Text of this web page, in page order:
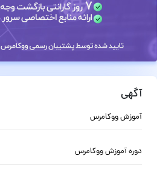
آگهی
آموزش ووکامرس
دوره آموزش ووکامرس